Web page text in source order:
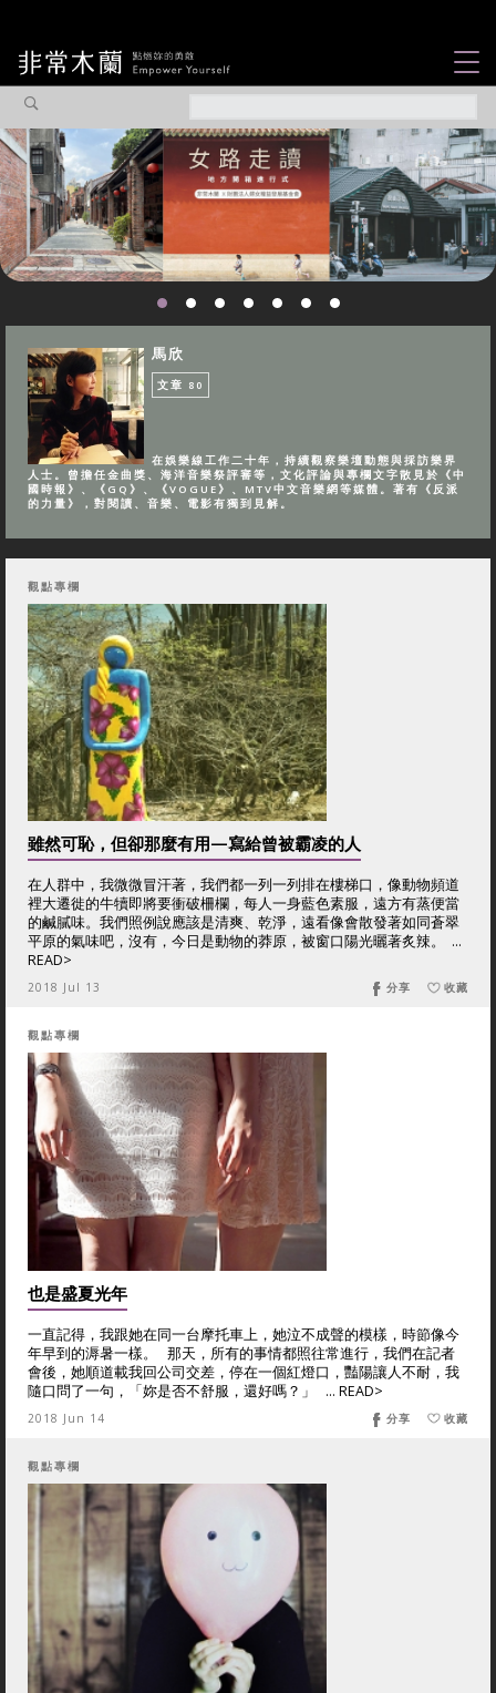
觀點專欄
焦點企劃
認識我們
馬欣
文章 80
在娛樂線工作二十年，持續觀察樂壇動態與採訪樂界
人士。曾擔任金曲獎、海洋音樂祭評審等，文化評論與專欄文字散見於《中
國時報》、《GQ》、《VOGUE》、MTV中文音樂網等媒體。著有《反派
的力量》，對閱讀、音樂、電影有獨到見解。
觀點專欄
雖然可恥，但卻那麼有用—寫給曾被霸凌的人
在人群中，我微微冒汗著，我們都一列一列排在樓梯口，像動物頻道
裡大遷徙的牛犢即將要衝破柵欄，每人一身藍色素服，遠方有蒸便當
的鹹膩味。我們照例說應該是清爽、乾淨，遠看像會散發著如同蒼翠
平原的氣味吧，沒有，今日是動物的莽原，被窗口陽光曬著炙辣。 ...
READ>
2018 Jul 13 收藏
分享
觀點專欄
也是盛夏光年
一直記得，我跟她在同一台摩托車上，她泣不成聲的模樣，時節像今
年早到的溽暑一樣。 那天，所有的事情都照往常進行，我們在記者
會後，她順道載我回公司交差，停在一個紅燈口，豔陽讓人不耐，我
隨口問了一句，「妳是否不舒服，還好嗎？」 ... READ>
2018 Jun 14 收藏
分享
觀點專欄